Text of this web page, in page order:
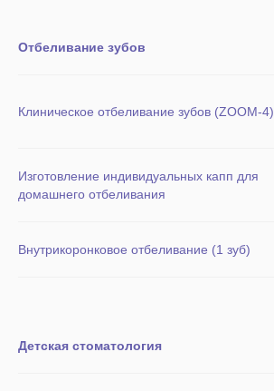
Отбеливание зубов
Клиническое отбеливание зубов (ZOOM-4)
Изготовление индивидуальных капп для
домашнего отбеливания
Внутрикоронковое отбеливание (1 зуб)
Детская стоматология